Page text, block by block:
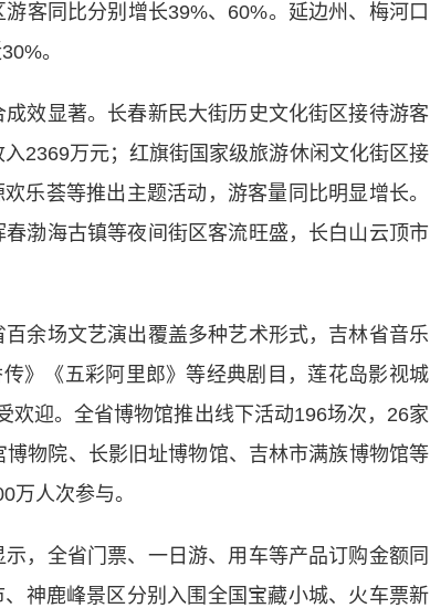
客同比分别增长39%、60%。延边州、梅河口
。
显著。长春新民大街历史文化街区接待游客
2369万元；红旗街国家级旅游休闲文化街区接
乐荟等推出主题活动，游客量同比明显增长。
渤海古镇等夜间街区客流旺盛，长白山云顶市
场文艺演出覆盖多种艺术形式，吉林省音乐
》《五彩阿里郎》等经典剧目，莲花岛影视城
欢迎。全省博物馆推出线下活动196场次，26家
物院、长影旧址博物馆、吉林市满族博物馆等
万人次参与。
全省门票、一日游、用车等产品订购金额同
神鹿峰景区分别入围全国宝藏小城、火车票新